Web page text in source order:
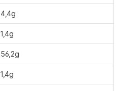
4,4g
1,4g
56,2g
1,4g